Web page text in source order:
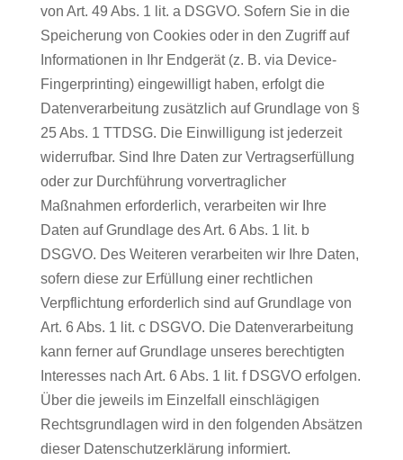
von Art. 49 Abs. 1 lit. a DSGVO. Sofern Sie in die
Speicherung von Cookies oder in den Zugriff auf
Informationen in Ihr Endgerät (z. B. via Device-
Fingerprinting) eingewilligt haben, erfolgt die
Datenverarbeitung zusätzlich auf Grundlage von §
25 Abs. 1 TTDSG. Die Einwilligung ist jederzeit
widerrufbar. Sind Ihre Daten zur Vertragserfüllung
oder zur Durchführung vorvertraglicher
Maßnahmen erforderlich, verarbeiten wir Ihre
Daten auf Grundlage des Art. 6 Abs. 1 lit. b
DSGVO. Des Weiteren verarbeiten wir Ihre Daten,
sofern diese zur Erfüllung einer rechtlichen
Verpflichtung erforderlich sind auf Grundlage von
Art. 6 Abs. 1 lit. c DSGVO. Die Datenverarbeitung
kann ferner auf Grundlage unseres berechtigten
Interesses nach Art. 6 Abs. 1 lit. f DSGVO erfolgen.
Über die jeweils im Einzelfall einschlägigen
Rechtsgrundlagen wird in den folgenden Absätzen
dieser Datenschutzerklärung informiert.